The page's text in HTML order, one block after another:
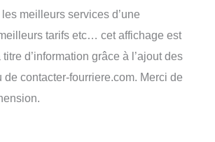
meilleurs services d’une
tarifs etc… cet affichage est
d’information grâce à l’ajout des
de contacter-fourriere.com. Merci de